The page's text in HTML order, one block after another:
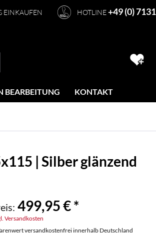
EINKAUFEN HOTLINE+49 (0)
BEARBEITUNG KONTAKT
| Silber glänzend
499,95 € *
Versandkosten
versandkostenfrei innerhalb Deutschland